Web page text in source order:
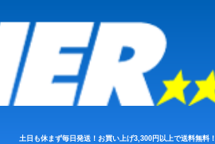
土日も休まず毎日発送！お買い上げ3,300円以上で送料無料！